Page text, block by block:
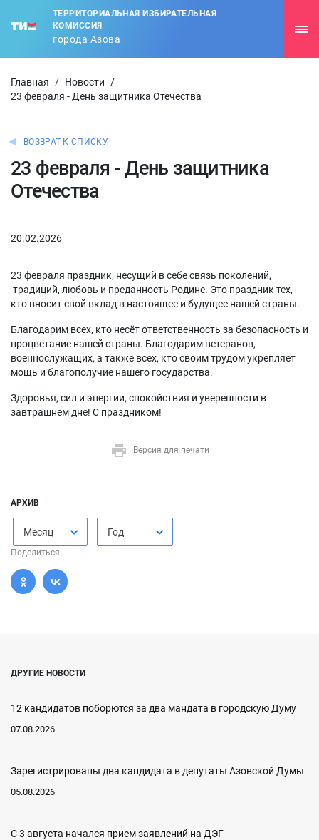
ТЕРРИТОРИАЛЬНАЯ ИЗБИРАТЕЛЬНАЯ
КОМИССИЯ
города Азова
Главная / Новости
/
23 февраля - День защитника Отечества
ВОЗВРАТ К СПИСКУ
23 февраля - День защитника
Отечества
20.02.2026
23 февраля праздник, несущий в себе связь поколений,
традиций, любовь и преданность Родине. Это праздник тех,
кто вносит свой вклад в настоящее и будущее нашей страны.
Благодарим всех, кто несёт ответственность за безопасность и
процветание нашей страны. Благодарим ветеранов,
военнослужащих, а также всех, кто своим трудом укрепляет
мощь и благополучие нашего государства.
Здоровья, сил и энергии, спокойствия и уверенности в
завтрашнем дне! С праздником!
Версия для печати
АРХИВ
Месяц Год
Поделиться
ДРУГИЕ НОВОСТИ
12 кандидатов поборются за два мандата в городскую Думу
07.08.2026
Зарегистрированы два кандидата в депутаты Азовской Думы
05.08.2026
С 3 августа начался прием заявлений на ДЭГ